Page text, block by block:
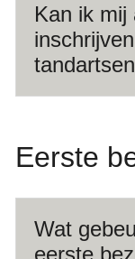
Kan ik mij
Eerste
Wat
eerste